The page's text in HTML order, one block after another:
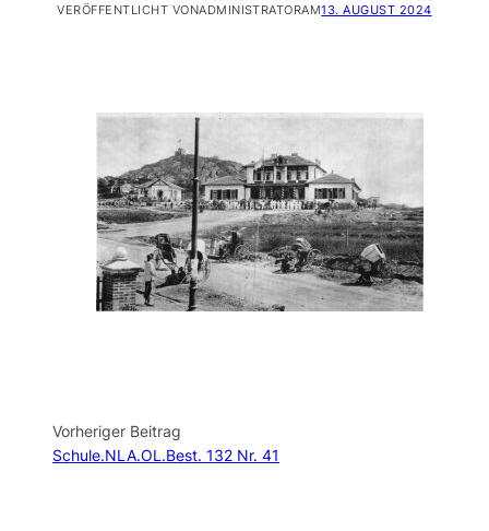
VERÖFFENTLICHT VONADMINISTRATORAM13. AUGUST 2024
Vorheriger Beitrag
Schule.NLA.OL.Best. 132 Nr. 41